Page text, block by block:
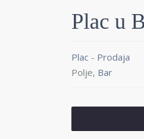
Plac u
Plac - Prodaja
Polje, Bar